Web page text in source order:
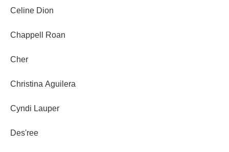
Celine Dion
Chappell Roan
Cher
Christina Aguilera
Cyndi Lauper
Des'ree